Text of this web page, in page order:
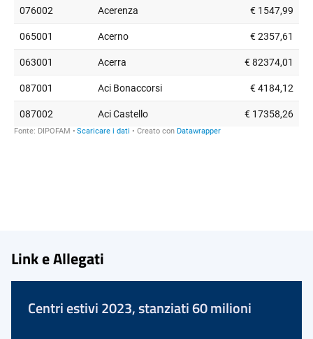
Link e Allegati
Centri estivi 2023, stanziati 60 milioni